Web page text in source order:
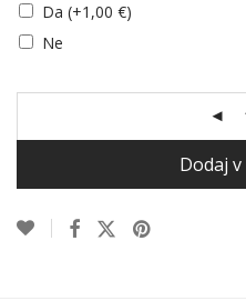
Da (+1,00 €)
Ne
Dodaj